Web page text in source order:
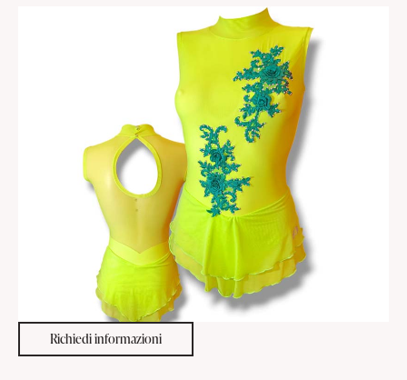
Richiedi informazioni